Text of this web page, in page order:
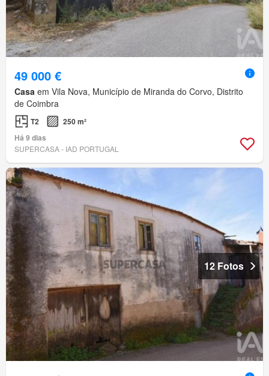
49 000 €
Casa em Vila Nova, Município de Miranda do Corvo, Distrito
de Coimbra
T2
250 m²
Há 9 dias
SUPERCASA - IAD PORTUGAL
12 Fotos